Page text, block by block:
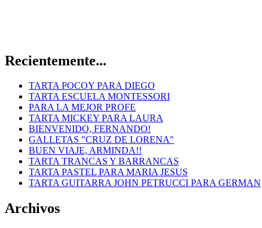
Recientemente...
TARTA POCOY PARA DIEGO
TARTA ESCUELA MONTESSORI
PARA LA MEJOR PROFE
TARTA MICKEY PARA LAURA
BIENVENIDO, FERNANDO!
GALLETAS "CRUZ DE LORENA"
BUEN VIAJE, ARMINDA!!
TARTA TRANCAS Y BARRANCAS
TARTA PASTEL PARA MARIA JESUS
TARTA GUITARRA JOHN PETRUCCI PARA GERMAN
Archivos